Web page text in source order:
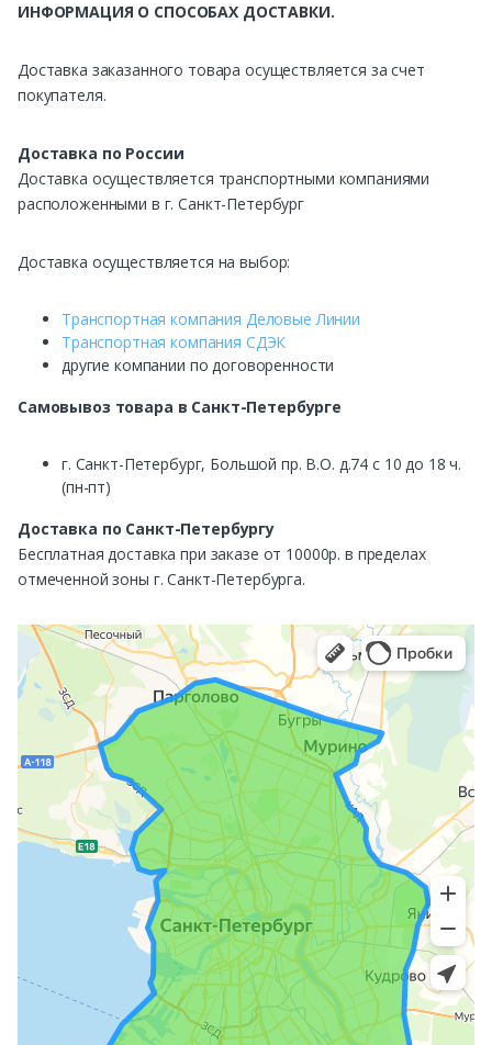
ИНФОРМАЦИЯ О СПОСОБАХ ДОСТАВКИ.
Доставка заказанного товара осуществляется за счет
покупателя.
Доставка по России
Доставка осуществляется транспортными компаниями
расположенными в г. Санкт-Петербург
Доставка осуществляется на выбор:
Транспортная компания Деловые Линии
Транспортная компания СДЭК
другие компании по договоренности
Самовывоз товара в Санкт-Петербурге
г. Санкт-Петербург, Большой пр. В.О. д.74 с 10 до 18 ч.
(пн-пт)
Доставка по Санкт-Петербургу
Бесплатная доставка при заказе от 10000р. в пределах
отмеченной зоны г. Санкт-Петербурга.